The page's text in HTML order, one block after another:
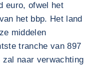
euro, ofwel het
het bbp. Het land
middelen
tranche van 897
naar verwachting